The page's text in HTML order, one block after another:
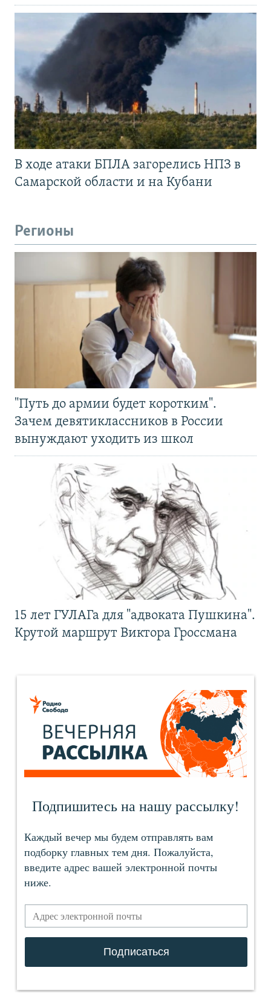
В ходе атаки БПЛА загорелись НПЗ в
Самарской области и на Кубани
Регионы
"Путь до армии будет коротким".
Зачем девятиклассников в России
вынуждают уходить из школ
15 лет ГУЛАГа для "адвоката Пушкина".
Крутой маршрут Виктора Гроссмана